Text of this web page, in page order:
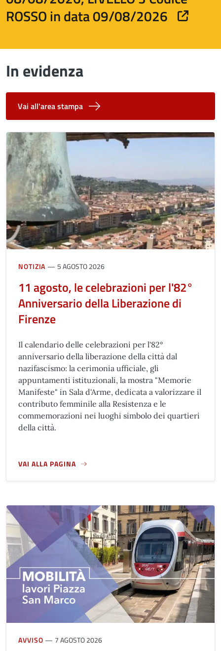
ROSSO in data 09/08/2026
In evidenza
Vai all'area stampa
NOTIZIA 5 AGOSTO 2026
11 agosto, le celebrazioni per l'82°
Anniversario della Liberazione di
Firenze
Il calendario delle celebrazioni per l'82°
anniversario della liberazione della città dal
nazifascismo: la cerimonia ufficiale, gli
appuntamenti istituzionali, la mostra "Memorie
Manifeste" in Sala d'Arme, dedicata a valorizzare il
contributo femminile alla Resistenza e le
commemorazioni nei luoghi simbolo dei quartieri
della città.
VAI ALLA PAGINA
A PROPOSITO DI 11 AGOSTO, LE CELEBRAZIONI PER L'82°
AVVISO 7 AGOSTO 2026